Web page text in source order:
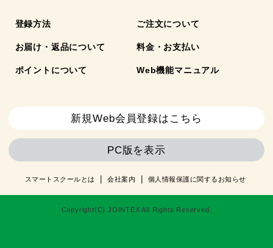
登録方法 ご注文について
お届け・返品について 料金・お支払い
ポイントについて Web機能マニュアル
新規Web会員登録はこちら
PC版を表示
スマートスクールとは 会社案内 個人情報保護に関するお知らせ
Copyright(C) JOINTEX All Rights Reserved.